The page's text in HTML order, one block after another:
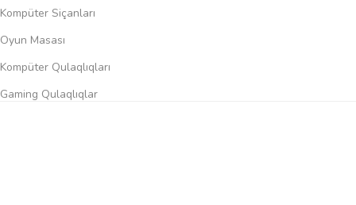
Kompüter Siçanları
Oyun Masası
Kompüter Qulaqlıqları
Gaming Qulaqlıqlar